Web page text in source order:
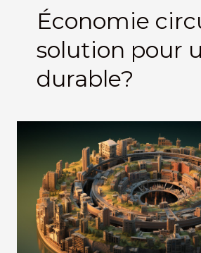
Économie
solution pour
durable?